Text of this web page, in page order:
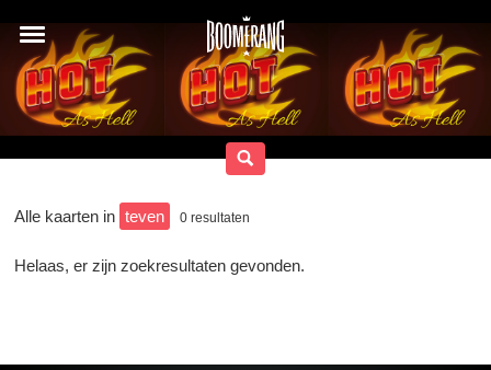
Alle kaarten in teven 0 resultaten
Helaas, er zijn zoekresultaten gevonden.